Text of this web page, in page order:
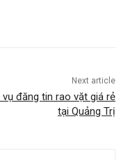
Next article
vụ đăng tin rao vặt giá rẻ
tại Quảng Trị